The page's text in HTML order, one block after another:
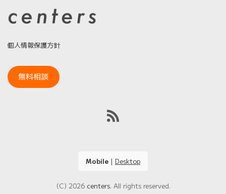
個人情報保護方針
無料相談
Mobile | Desktop
(C) 2026 centers. All rights reserved.